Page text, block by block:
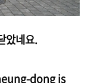
았네요.
dong is